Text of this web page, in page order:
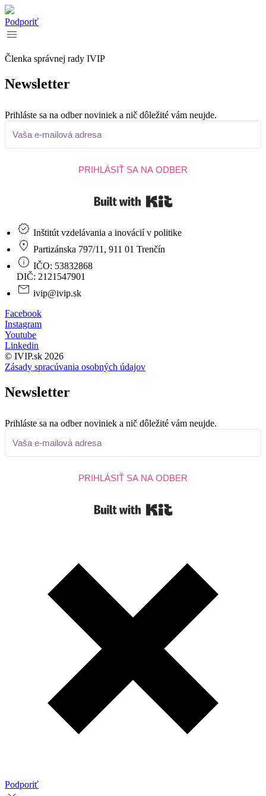
Podporiť
Členka správnej rady IVIP
Newsletter
Prihláste sa na odber noviniek a nič dôležité vám neujde.
PRIHLÁSIŤ SA NA ODBER
Inštitút vzdelávania a inovácií v politike
Partizánska 797/11, 911 01 Trenčín
IČO: 53832868
DIČ: 2121547901
ivip@ivip.sk
Facebook
Instagram
Youtube
Linkedin
© IVIP.sk 2026
Zásady spracúvania osobných údajov
Newsletter
Prihláste sa na odber noviniek a nič dôležité vám neujde.
PRIHLÁSIŤ SA NA ODBER
Podporiť